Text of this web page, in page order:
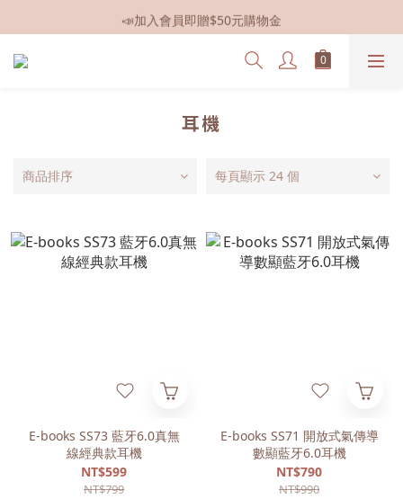
📣全館現貨
📣加入會員即贈$50元購物金
耳機
商品排序 每頁顯示 24 個
E-books SS73 藍牙6.0真無
線經典款耳機
NT$599
NT$799
E-books SS71 開放式氣傳導
數顯藍牙6.0耳機
NT$790
NT$990